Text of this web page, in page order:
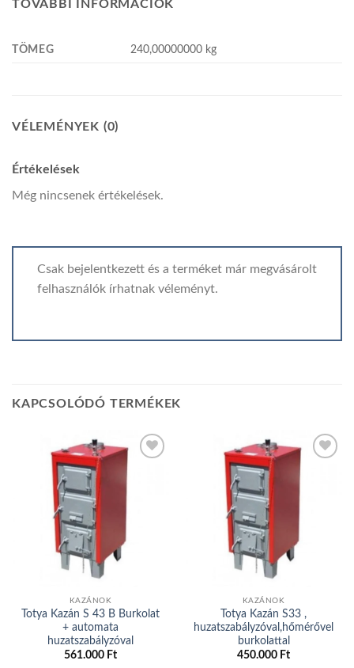
TOVÁBBI INFORMÁCIÓK
TÖMEG 240,00000000 kg
VÉLEMÉNYEK (0)
Értékelések
Még nincsenek értékelések.
Csak bejelentkezett és a terméket már megvásárolt
felhasználók írhatnak véleményt.
KAPCSOLÓDÓ TERMÉKEK
KAZÁNOK
Totya Kazán S 43 B Burkolat
+ automata
huzatszabályzóval
561.000 Ft
KAZÁNOK
Totya Kazán S33 ,
huzatszabályzóval,hőmérővel
burkolattal
450.000 Ft